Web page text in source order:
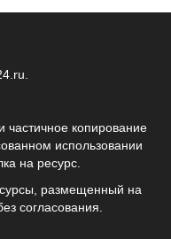
.
копирование
использовании
на ресурс.
размещенный на
согласования.